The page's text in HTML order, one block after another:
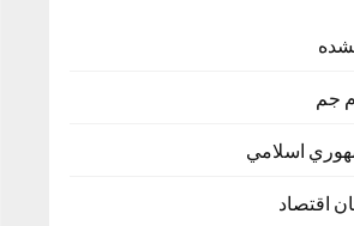
جم
اسلامي
اقتصاد